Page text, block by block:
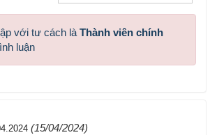
với tư cách làThành viên chính
luận
(15/04/2024)